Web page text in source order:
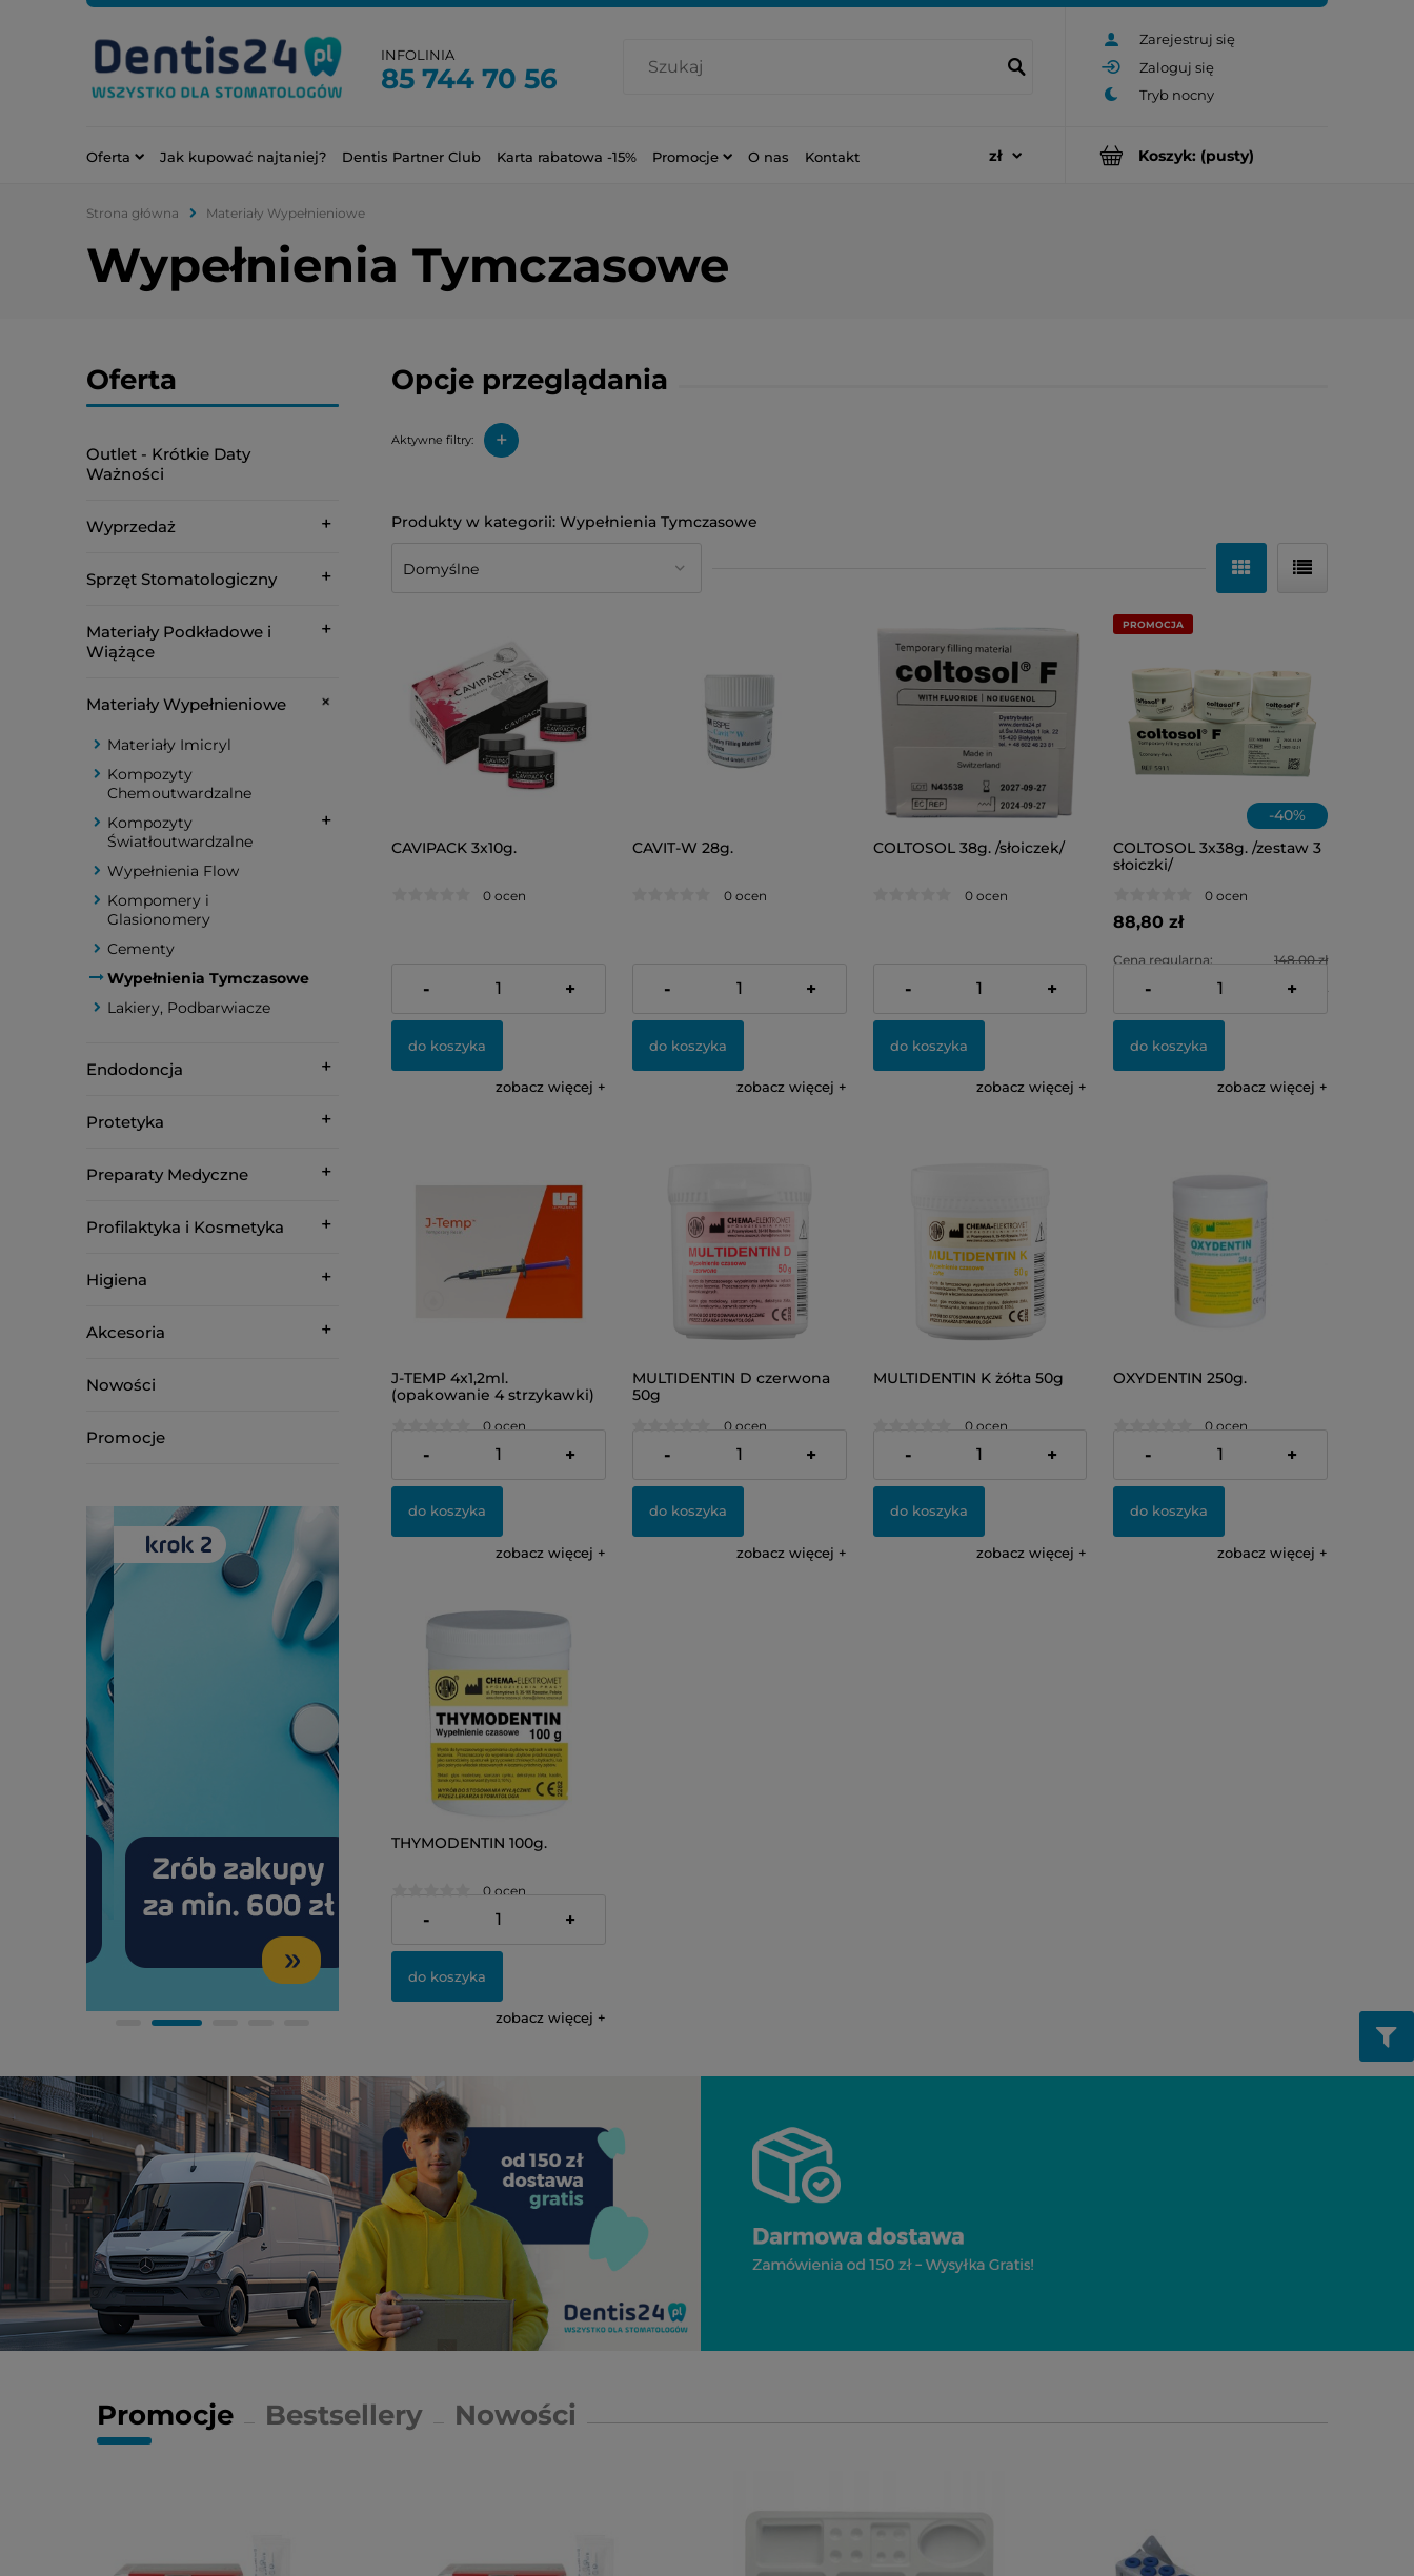
Zarejestruj się
Zaloguj się
INFOLINIA
85 744 70 56
Koszyk: (pusty)
Oferta Jak kupować najtaniej? Dentis Partner Club Karta rabatowa -15% Promocje O nas Kontakt
Strona główna Materiały Wypełnieniowe
Wypełnienia Tymczasowe
Oferta
Outlet - Krótkie Daty
Ważności
Wyprzedaż
Sprzęt Stomatologiczny
Materiały Podkładowe i
Wiążące
Materiały Wypełnieniowe
Materiały Imicryl
Kompozyty
Chemoutwardzalne
Kompozyty
Światłoutwardzalne
Wypełnienia Flow
Kompomery i
Glasionomery
Cementy
Wypełnienia Tymczasowe
Lakiery, Podbarwiacze
Endodoncja
Protetyka
Preparaty Medyczne
Profilaktyka i Kosmetyka
Higiena
Akcesoria
Nowości
Promocje
Opcje przeglądania
Aktywne filtry: +
Wypełnienia Tymczasowe
CAVIPACK 3x10g.
0 ocen
48,00 zł
- +
do koszyka
zobacz więcej
CAVIT-W 28g.
0 ocen
84,00 zł
- +
do koszyka
zobacz więcej
COLTOSOL 38g. /słoiczek/
0 ocen
58,00 zł
- +
do koszyka
zobacz więcej
-40%
COLTOSOL 3x38g. /zestaw 3
słoiczki/
0 ocen
88,80 zł
Cena regularna: 148,00 zł
Najniższa cena: 118,40 zł
- +
do koszyka
zobacz więcej
PROMOCJA
J-TEMP 4x1,2ml.
(opakowanie 4 strzykawki)
0 ocen
198,00 zł
- +
do koszyka
zobacz więcej
MULTIDENTIN D czerwona
50g
0 ocen
36,00 zł
- +
do koszyka
zobacz więcej
MULTIDENTIN K żółta 50g
0 ocen
36,00 zł
- +
do koszyka
zobacz więcej
OXYDENTIN 250g.
0 ocen
48,00 zł
- +
do koszyka
zobacz więcej
THYMODENTIN 100g.
0 ocen
38,00 zł
- +
do koszyka
zobacz więcej
Promocje Nowości
Bestsellery